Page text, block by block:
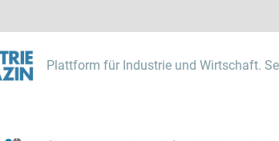
Plattform für Industrie und Wirtschaft.